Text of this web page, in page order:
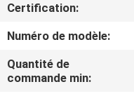
CONTRÔLE
DE
QUALITÉ
Certification:
Numéro de modèle:
Quantité de
commande min: